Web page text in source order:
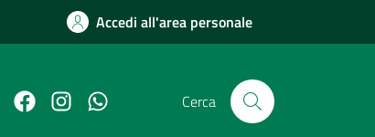
Accedi all'area personale
FacebookLink Instagram
Link Canale Whatsapp
Cerca